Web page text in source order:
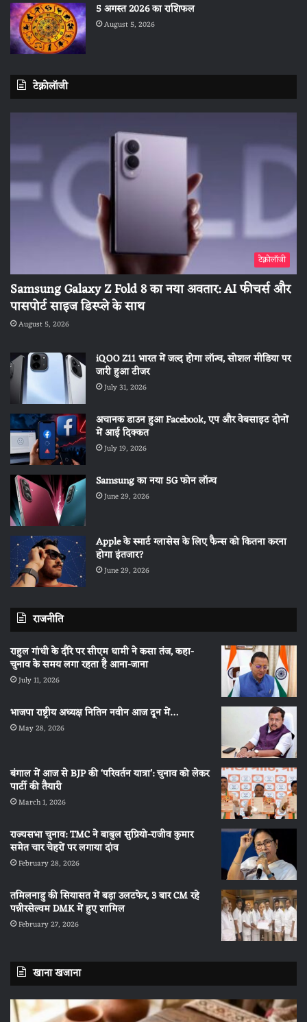
5 अगस्त 2026 का राशिफल
August 5, 2026
टेक्नोलॉजी
टेक्नोलॉजी
Samsung Galaxy Z Fold 8 का नया अवतार: AI फीचर्स और
पासपोर्ट साइज डिस्प्ले के साथ
August 5, 2026
iQOO Z11 भारत में जल्द होगा लॉन्च, सोशल मीडिया पर
जारी हुआ टीजर
July 31, 2026
अचानक डाउन हुआ Facebook, एप और वेबसाइट दोनों
में आई दिक्कत
July 19, 2026
Samsung का नया 5G फोन लॉन्च
June 29, 2026
Apple के स्मार्ट ग्लासेस के लिए फैन्स को कितना करना
होगा इंतजार?
June 29, 2026
राजनीति
राहुल गांधी के दौरे पर सीएम धामी ने कसा तंज, कहा-
चुनाव के समय लगा रहता है आना-जाना
July 11, 2026
भाजपा राष्ट्रीय अध्यक्ष नितिन नवीन आज दून में…
May 28, 2026
बंगाल में आज से BJP की ‘परिवर्तन यात्रा’: चुनाव को लेकर
पार्टी की तैयारी
March 1, 2026
राज्यसभा चुनाव: TMC ने बाबुल सुप्रियो-राजीव कुमार
समेत चार चेहरों पर लगाया दांव
February 28, 2026
तमिलनाडु की सियासत में बड़ा उलटफेर, 3 बार CM रहे
पन्नीरसेल्वम DMK में हुए शामिल
February 27, 2026
खाना खजाना